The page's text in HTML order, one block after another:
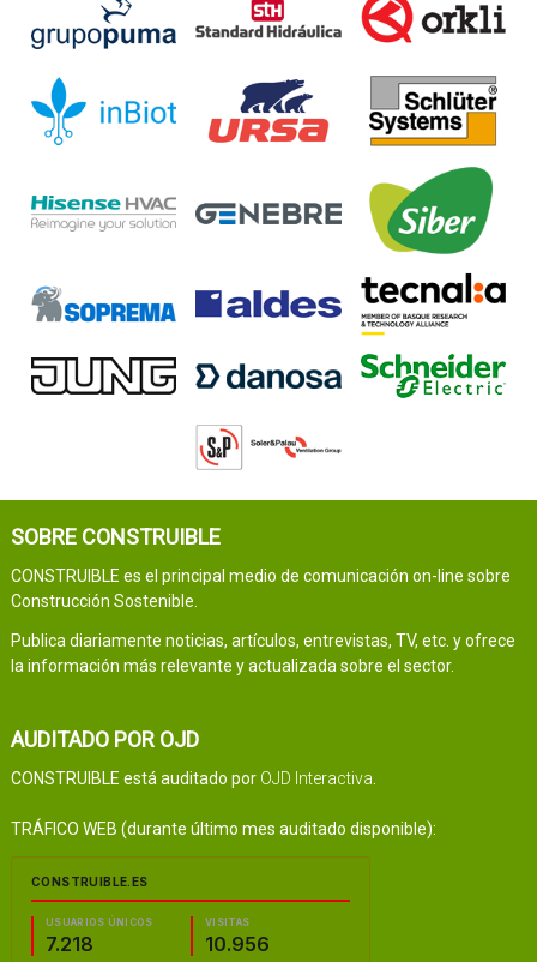
SOBRE CONSTRUIBLE
CONSTRUIBLE es el principal medio de comunicación on-line sobre
Construcción Sostenible.
Publica diariamente noticias, artículos, entrevistas, TV, etc. y ofrece
la información más relevante y actualizada sobre el sector.
AUDITADO POR OJD
CONSTRUIBLE está auditado por OJD Interactiva
TRÁFICO WEB (durante último mes auditado disponible):